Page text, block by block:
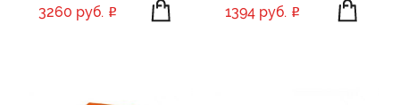
3260 руб. 1394 руб.